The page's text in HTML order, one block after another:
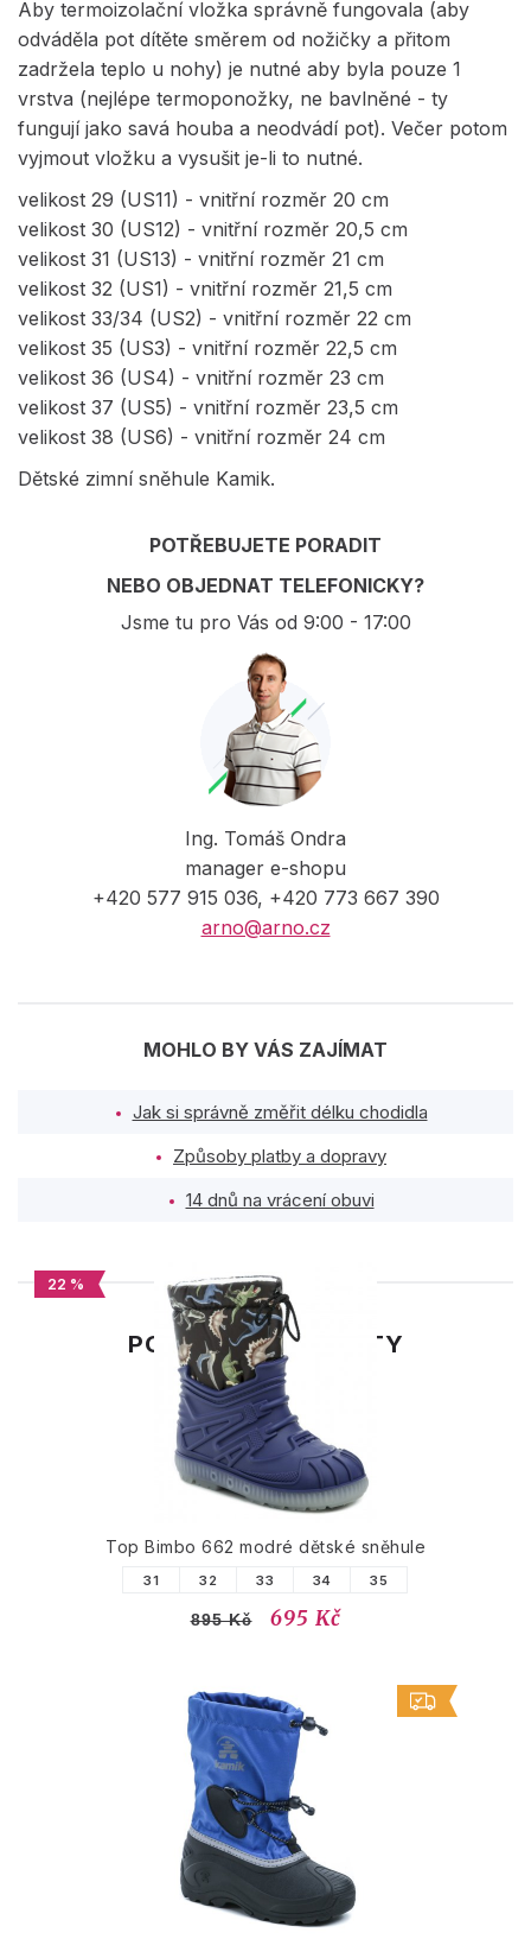
Aby termoizolační vložka správně fungovala (aby
odváděla pot dítěte směrem od nožičky a přitom
zadržela teplo u nohy) je nutné aby byla pouze 1
vrstva (nejlépe termoponožky, ne bavlněné - ty
fungují jako savá houba a neodvádí pot). Večer potom
vyjmout vložku a vysušit je-li to nutné.
velikost 29 (US11) - vnitřní rozměr 20 cm
velikost 30 (US12) - vnitřní rozměr 20,5 cm
velikost 31 (US13) - vnitřní rozměr 21 cm
velikost 32 (US1) - vnitřní rozměr 21,5 cm
velikost 33/34 (US2) - vnitřní rozměr 22 cm
velikost 35 (US3) - vnitřní rozměr 22,5 cm
velikost 36 (US4) - vnitřní rozměr 23 cm
velikost 37 (US5) - vnitřní rozměr 23,5 cm
velikost 38 (US6) - vnitřní rozměr 24 cm
Dětské zimní sněhule Kamik.
POTŘEBUJETE PORADIT
NEBO OBJEDNAT TELEFONICKY?
Jsme tu pro Vás od 9:00 - 17:00
Ing. Tomáš Ondra
manager e-shopu
+420 577 915 036, +420 773 667 390
arno@arno.cz
MOHLO BY VÁS ZAJÍMAT
Jak si správně změřit délku chodidla
Způsoby platby a dopravy
14 dnů na vrácení obuvi
PODOBNÉ PRODUKTY
22 %
Top Bimbo 662 modré dětské sněhule
31 32 33 34 35
895 Kč 695 Kč